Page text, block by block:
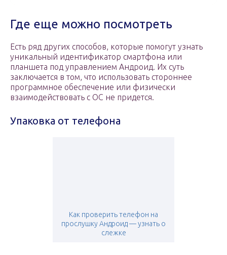
Где еще можно посмотреть
Есть ряд других способов, которые помогут узнать
уникальный идентификатор смартфона или
планшета под управлением Андроид. Их суть
заключается в том, что использовать стороннее
программное обеспечение или физически
взаимодействовать с ОС не придется.
Упаковка от телефона
Как проверить телефон на
прослушку Андроид — узнать о
слежке